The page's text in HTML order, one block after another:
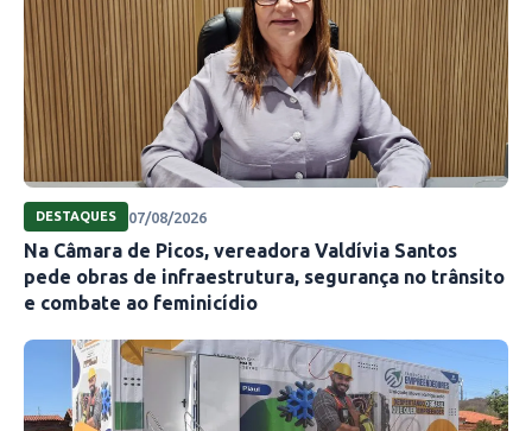
DESTAQUES 07/08/2026
Na Câmara de Picos, vereadora Valdívia Santos
pede obras de infraestrutura, segurança no trânsito
e combate ao feminicídio